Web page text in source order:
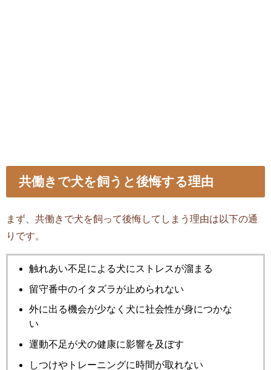
共働きで犬を飼うと後悔する理由
まず、共働きで犬を飼って後悔してしまう理由は以下の通
りです。
触れあい不足による犬にストレスが溜まる
留守番中のイタズラが止められない
外に出る機会が少なく犬に社会性が身につかな
い
運動不足が犬の健康に影響を及ぼす
しつけやトレーニングに時間が取れない